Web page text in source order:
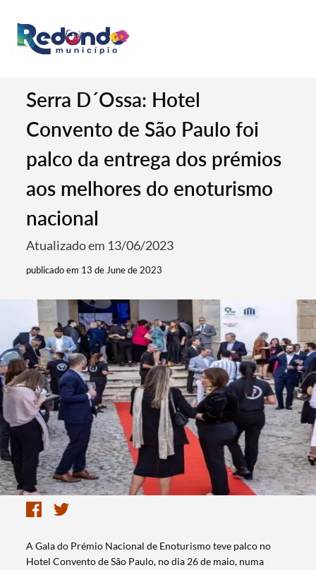
Serra D´Ossa: Hotel
Convento de São Paulo foi
palco da entrega dos prémios
aos melhores do enoturismo
nacional
Atualizado em 13/06/2023
publicado em 13 de June de 2023
A Gala do Prémio Nacional de Enoturismo teve palco no
Hotel Convento de São Paulo, no dia 26 de maio, numa